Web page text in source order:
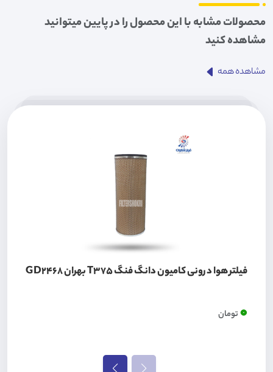
محصولات مشابه با این محصول را در پایین میتوانید
مشاهده کنید
مشاهده همه
فیلتر هوا درونی کامیون دانگ فنگ T375 بهران GD2468
0تومان